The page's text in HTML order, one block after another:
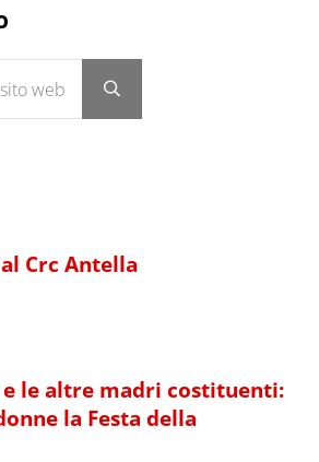
Submit search
Crc Antella
le altre madri costituenti:
la Festa della